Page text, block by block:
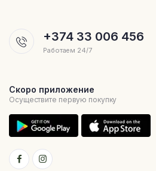
+374 33 006 456
Работаем 24/7
Скоро приложение
Осуществите первую покупку